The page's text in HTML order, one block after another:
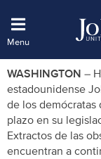
WASHINGTON –
estadounidense
de los demócratas
plazo en su
Extractos de las
encuentran a